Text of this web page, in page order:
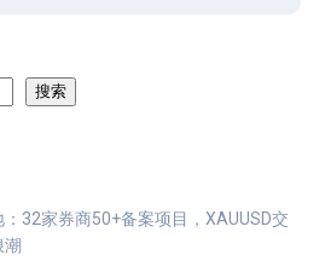
搜索
32家券商50+备案项目，XAUUSD交
潮